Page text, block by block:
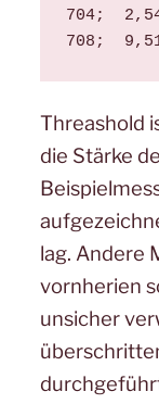
704;
708;
Threashold
die Stärke
lag. Andere
vornherien
unsicher